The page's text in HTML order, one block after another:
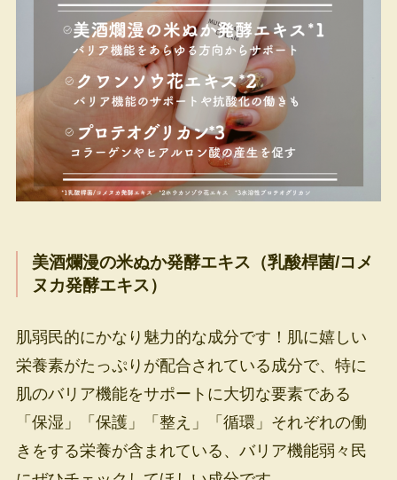
美酒爛漫の米ぬか発酵エキス（乳酸桿菌/コメ
ヌカ発酵エキス）
肌弱民的にかなり魅力的な成分です！肌に嬉しい
栄養素がたっぷりが配合されている成分で、特に
肌のバリア機能をサポートに大切な要素である
「保湿」「保護」「整え」「循環」それぞれの働
きをする栄養が含まれている、バリア機能弱々民